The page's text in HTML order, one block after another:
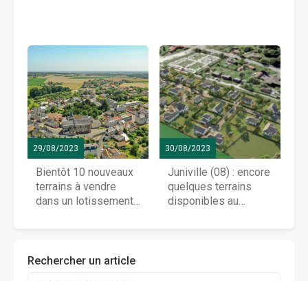
29/08/2023
Bientôt 10 nouveaux
terrains à vendre
dans un lotissement
30/08/2023
Juniville (08) : encore
quelques terrains
disponibles au
Rechercher un article